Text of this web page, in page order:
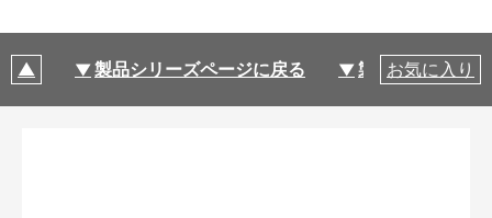
製品シリーズページに戻る 製品仕様
お気に入り